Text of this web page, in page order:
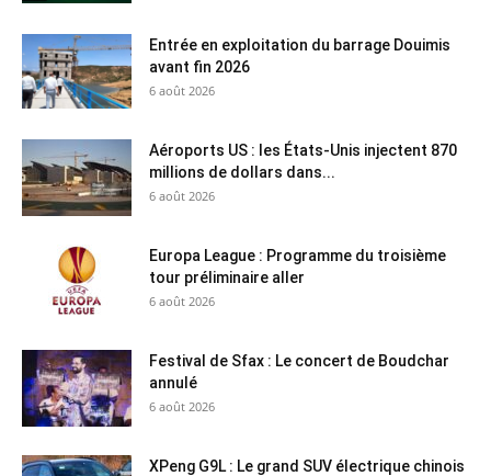
Entrée en exploitation du barrage Douimis
avant fin 2026
6 août 2026
Aéroports US : les États-Unis injectent 870
millions de dollars dans...
6 août 2026
Europa League : Programme du troisième
tour préliminaire aller
6 août 2026
Festival de Sfax : Le concert de Boudchar
annulé
6 août 2026
XPeng G9L : Le grand SUV électrique chinois